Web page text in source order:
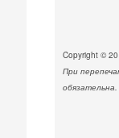
Copyright ©
При